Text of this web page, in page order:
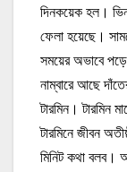
দিনকয়েক হল।
ফেলা হয়েছে।
সময়ের অভাবে পড়ে
নাম্বারে আছে
টারমিন। টারমিন
টারমিনে জীবন
মিনিট কথা বলব।